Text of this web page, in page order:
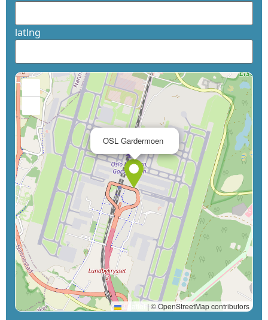
latlng
OSL Gardermoen
Leaflet | © OpenStreetMap contributors